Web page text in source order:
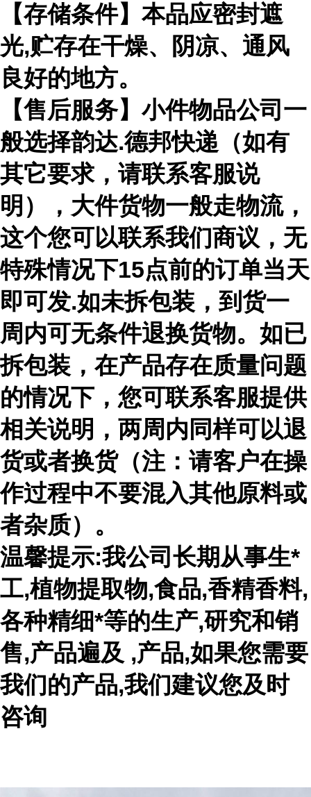
【存储条件】本品应密封遮
光,贮存在干燥、阴凉、通风
良好的地方。
【售后服务】小件物品公司一
般选择韵达.德邦快递（如有
其它要求，请联系客服说
明），大件货物一般走物流，
这个您可以联系我们商议，无
特殊情况下15点前的订单当天
即可发.如未拆包装，到货一
周内可无条件退换货物。如已
拆包装，在产品存在质量问题
的情况下，您可联系客服提供
相关说明，两周内同样可以退
货或者换货（注：请客户在操
作过程中不要混入其他原料或
者杂质）。
温馨提示:我公司长期从事生*
工,植物提取物,食品,香精香料,
各种精细*等的生产,研究和销
售,产品遍及 ,产品,如果您需要
我们的产品,我们建议您及时
咨询